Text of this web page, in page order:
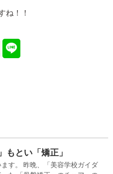
ね！！
もとい「矯正」
す。 昨晩、「美容学校ガイダ